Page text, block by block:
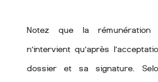
Notez que la
n’intervient qu’après
dossier et sa signature.